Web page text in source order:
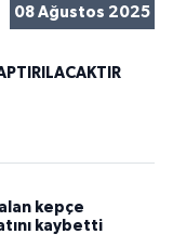
08 Ağustos 2025
kepçe
kaybetti